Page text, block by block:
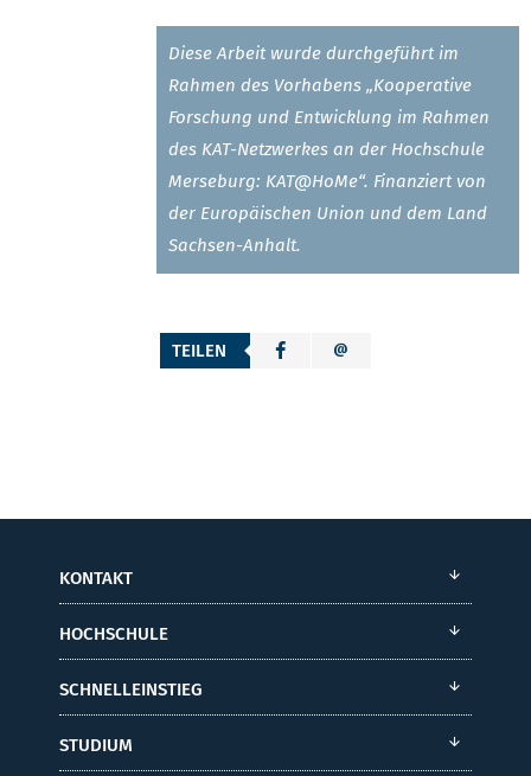
Diese Arbeit wurde durchgeführt im
Rahmen des Vorhabens „Kooperative
Forschung und Entwicklung im Rahmen
des KAT-Netzwerkes an der Hochschule
Merseburg: KAT@HoMe“. Finanziert von
der Europäischen Union und dem Land
Sachsen-Anhalt.
TEILEN
KONTAKT
HOCHSCHULE
SCHNELLEINSTIEG
STUDIUM